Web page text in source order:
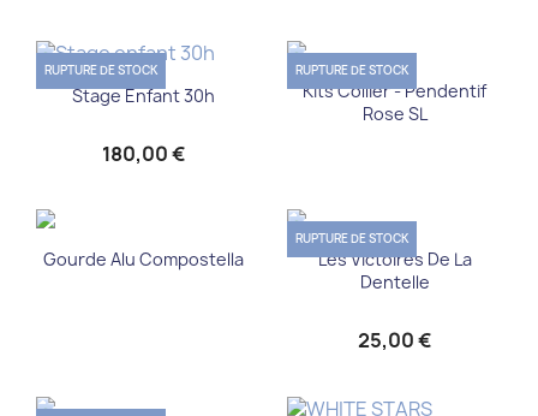
Stage Enfant 30h
180,00 €
RUPTURE DE STOCK
Kits Collier - Pendentif
Rose SL
RUPTURE DE STOCK
Gourde Alu Compostella
Les Victoires De La
Dentelle
25,00 €
RUPTURE DE STOCK